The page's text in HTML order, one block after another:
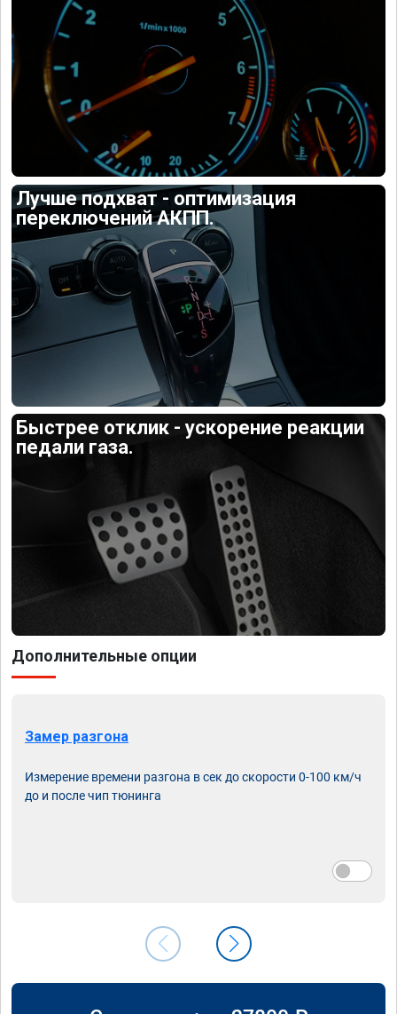
Лучше подхват - оптимизация
переключений АКПП.
Быстрее отклик - ускорение реакции
педали газа.
Дополнительные опции
Замер разгона
Измерение времени разгона в сек до скорости 0-100 км/ч
до и после чип тюнинга